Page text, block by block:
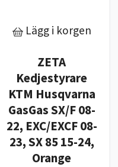
Lägg i korgen
ZETA
Kedjestyrare
KTM Husqvarna
GasGas SX/F 08-
22, EXC/EXCF 08-
23, SX 85 15-24,
Orange